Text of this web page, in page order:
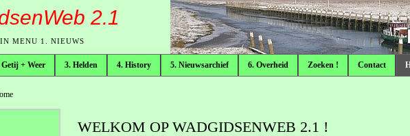
2.1
MENU 1. NIEUWS
Getij + Weer 3. Helden 4. History 5. Nieuwsarchief 6. Overheid Zoeken ! Contact
WELKOM OP WADGIDSENWEB 2.1 !